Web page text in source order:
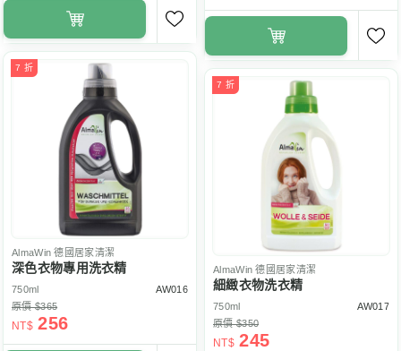
7 折
AlmaWin 德國居家清潔
深色衣物專用洗衣精
750ml
AW016
原價 $365
NT$ 256
7 折
AlmaWin 德國居家清潔
細緻衣物洗衣精
750ml
AW017
原價 $350
NT$ 245